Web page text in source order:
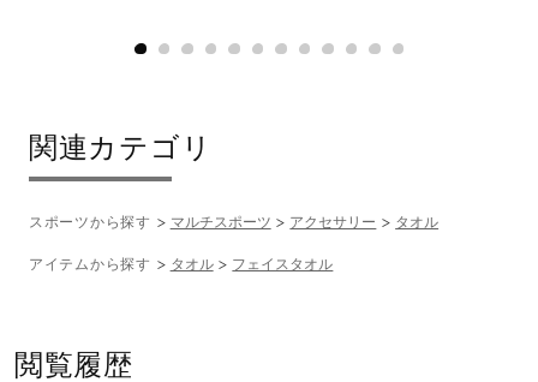
関連カテゴリ
スポーツから探す マルチスポーツ アクセサリー タオル
アイテムから探す タオル フェイスタオル
閲覧履歴